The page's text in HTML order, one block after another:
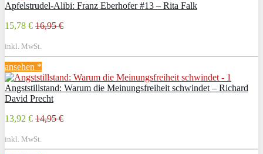
Apfelstrudel-Alibi: Franz Eberhofer #13 – Rita Falk
15,78 € 16,95 €
inkl. MwSt.
ansehen *
Angststillstand: Warum die Meinungsfreiheit schwindet – Richard
David Precht
13,92 € 14,95 €
inkl. MwSt.